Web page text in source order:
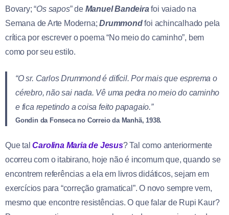
Bovary; “Os sapos” de Manuel Bandeirafoi vaiado na
Semana de Arte Moderna;Drummondfoi achincalhado pela
crítica por escrever o poema “No meio do caminho”, bem
como por seu estilo.
“O sr. Carlos Drummond é difícil. Por mais que esprema o
cérebro, não sai nada. Vê uma pedra no meio do caminho
e fica repetindo a coisa feito papagaio.”
Gondin da Fonseca no Correio da Manhã, 1938.
Que talCarolina Maria de Jesus? Tal como anteriormente
ocorreu com o itabirano, hoje não é incomum que, quando se
encontrem referências a ela em livros didáticos, sejam em
exercícios para “correção gramatical”. O novo sempre vem,
mesmo que encontre resistências. O que falar de Rupi Kaur?